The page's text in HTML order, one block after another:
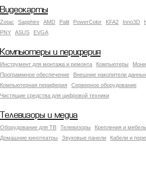
Видеокарты
Zotac Sapphire AMD Palit PowerColor KFA2 Inno3D
PNY
ASUS EVGA
Компьютеры и периферия
Инструмент для монтажа и ремонта Компьютеры
Программное обеспечение
Внешние накопители данных
Компьютерная периферия
Серверное оборудование
Чистящие средства для цифровой техники
Телевизоры и медиа
Оборудование для ТВ Телевизоры Крепления и мебель
Домашние кинотеатры
Звуковые панели Кабели и